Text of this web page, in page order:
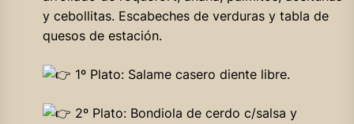
y cebollitas. Escabeches de verduras y tabla de
quesos de estación.
1º Plato: Salame casero diente libre.
2º Plato: Bondiola de cerdo c/salsa y